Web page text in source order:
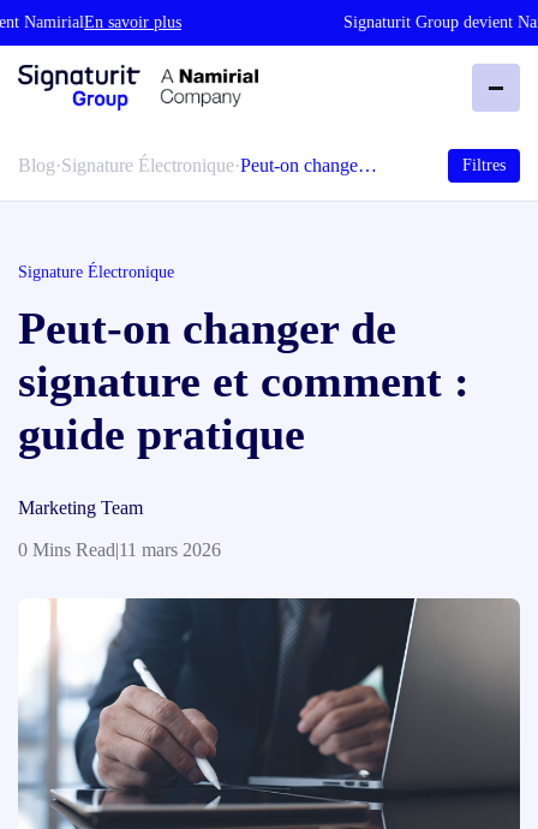
En savoir plus Signaturit Group devient
Blog·Signature Électronique·Peut-on change… Filtres
Signature Électronique
Peut-on changer de
signature et comment :
guide pratique
Marketing Team
0 Mins Read|11 mars 2026